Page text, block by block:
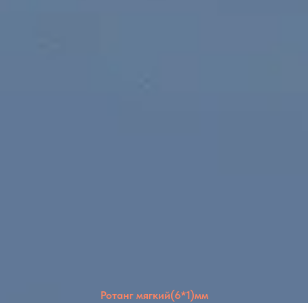
Ротанг мягкий(6*1)мм